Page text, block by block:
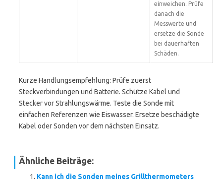
einweichen. Prüfe
danach die
Messwerte und
ersetze die Sonde
bei dauerhaften
Schäden.
Kurze Handlungsempfehlung: Prüfe zuerst
Steckverbindungen und Batterie. Schütze Kabel und
Stecker vor Strahlungswärme. Teste die Sonde mit
einfachen Referenzen wie Eiswasser. Ersetze beschädigte
Kabel oder Sonden vor dem nächsten Einsatz.
Ähnliche Beiträge:
Kann ich die Sonden meines Grillthermometers